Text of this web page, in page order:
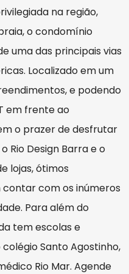
na região,
o condomínio
uma das principais vias
Localizado em um
e podendo
em frente ao
o prazer de desfrutar
Rio Design Barra e o
lojas, ótimos
com os inúmeros
Para além do
tem escolas e
Santo Agostinho,
Rio Mar. Agende